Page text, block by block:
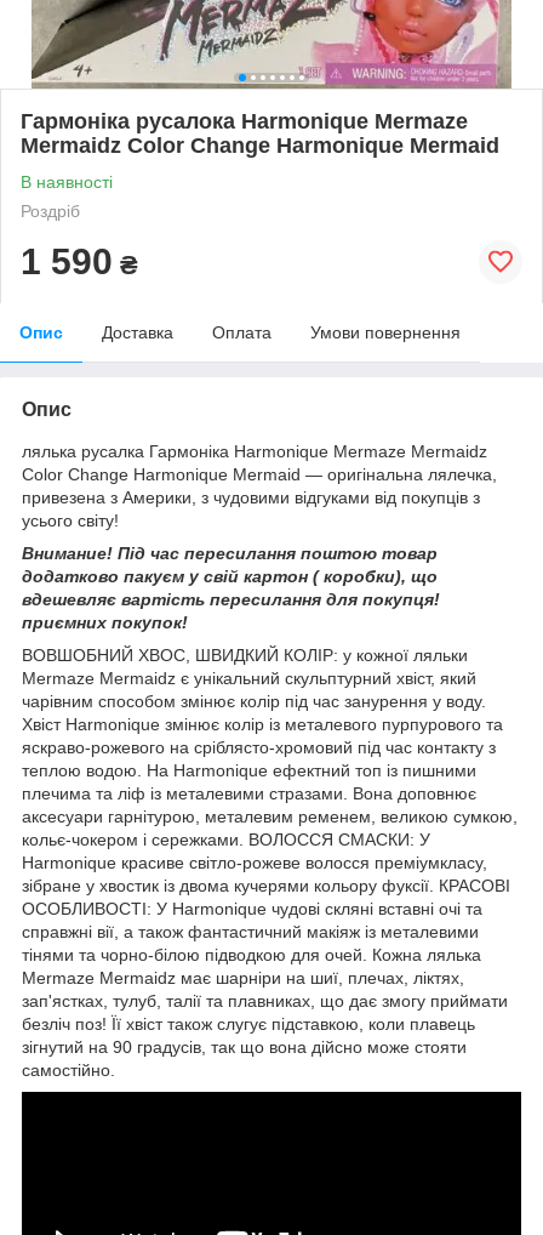
Гармоніка русалока Harmonique Mermaze
Mermaidz Color Change Harmonique Mermaid
В наявності
Роздріб
1 590 ₴
Опис Доставка Оплата Умови повернення
Опис
лялька русалка Гармоніка Harmonique Mermaze Mermaidz
Color Change Harmonique Mermaid — оригінальна лялечка,
привезена з Америки, з чудовими відгуками від покупців з
усього світу!
Внимание! Під час пересилання поштою товар
додатково пакуєм у свій картон ( коробки), що
вдешевляє вартість пересилання для покупця!
приємних покупок!
ВОВШОБНИЙ ХВОС, ШВИДКИЙ КОЛІР: у кожної ляльки
Mermaze Mermaidz є унікальний скульптурний хвіст, який
чарівним способом змінює колір під час занурення у воду.
Хвіст Harmonique змінює колір із металевого пурпурового та
яскраво-рожевого на сріблясто-хромовий під час контакту з
теплою водою. На Harmonique ефектний топ із пишними
плечима та ліф із металевими стразами. Вона доповнює
аксесуари гарнітурою, металевим ременем, великою сумкою,
кольє-чокером і сережками. ВОЛОССЯ СМАСКИ: У
Harmonique красиве світло-рожеве волосся преміумкласу,
зібране у хвостик із двома кучерями кольору фуксії. КРАСОВІ
ОСОБЛИВОСТІ: У Harmonique чудові скляні вставні очі та
справжні вії, а також фантастичний макіяж із металевими
тінями та чорно-білою підводкою для очей. Кожна лялька
Mermaze Mermaidz має шарніри на шиї, плечах, ліктях,
зап'ястках, тулуб, талії та плавниках, що дає змогу приймати
безліч поз! Її хвіст також слугує підставкою, коли плавець
зігнутий на 90 градусів, так що вона дійсно може стояти
самостійно.